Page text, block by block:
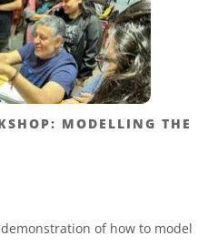
MODELLING THE
of how to model